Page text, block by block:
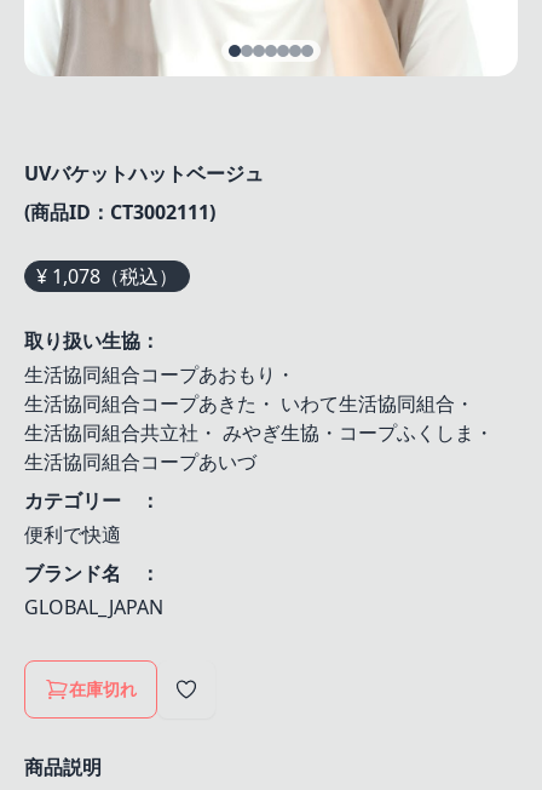
UVバケットハットベージュ
(商品ID：CT3002111)
¥ 1,078（税込）
取り扱い生協：
生活協同組合コープあおもり ・
生活協同組合コープあきた ・ いわて生活協同組合 ・
生活協同組合共立社 ・ みやぎ生協・コープふくしま ・
生活協同組合コープあいづ
カテゴリー ：
便利で快適
ブランド名 ：
GLOBAL_JAPAN
在庫切れ
商品説明